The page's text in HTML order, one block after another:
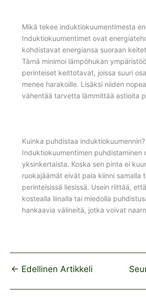
Mikä tekee induktiokuumentimesta
Induktiokuumentimet ovat
kohdistavat energiansa suoraan
Tämä minimoi lämpöhukan
perinteiset keittotavat, joissa suuri
menee harakoille. Lisäksi niiden
vähentää tarvetta lämmittää astioita
Kuinka puhdistaa induktiokuumennin?
Induktiokuumentimen puhdistaminen
yksinkertaista. Koska sen pinta ei
ruokajäämät eivät pala kiinni samalla
perinteisissä liesissä. Usein riittää,
kostealla liinalla tai miedolla
hankaavia välineitä, jotka voivat
← Edellinen Artikkeli